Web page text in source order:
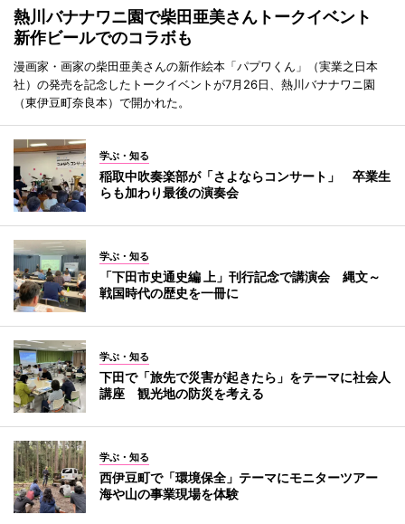
熱川バナナワニ園で柴田亜美さんトークイベント
新作ビールでのコラボも
漫画家・画家の柴田亜美さんの新作絵本「パプワくん」（実業之日本
社）の発売を記念したトークイベントが7月26日、熱川バナナワニ園
（東伊豆町奈良本）で開かれた。
学ぶ・知る
稲取中吹奏楽部が「さよならコンサート」 卒業生
らも加わり最後の演奏会
学ぶ・知る
「下田市史通史編 上」刊行記念で講演会 縄文～
戦国時代の歴史を一冊に
学ぶ・知る
下田で「旅先で災害が起きたら」をテーマに社会人
講座 観光地の防災を考える
学ぶ・知る
西伊豆町で「環境保全」テーマにモニターツアー
海や山の事業現場を体験